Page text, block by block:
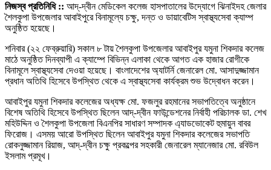
নিজস্ব প্রতিনিধি :: আদ্-দ্বীন মেডিকেল কলেজ হাসপাতালের উদ্যোগে ঝিনাইদহ জেলার
শৈলকুপা উপজেলার আবাইপুরে বিনামূল্যে চক্ষু, দন্ত ও ডায়াবেটিস স্বাস্থ্যসেবা ক্যাম্প
অনুষ্ঠিত হয়েছে।
শনিবার (২২ ফেব্রুয়ারি) সকাল ৮ টায় শৈলকুপা উপজেলার আবাইপুর যমুনা শিকদার কলেজ
মাঠে অনুষ্ঠিত দিনব্যাপী এ ক্যাম্পে বিভিন্ন এলাকা থেকে আগত এক হাজার রোগীকে
বিনামূলে স্বাস্থ্যসেবা দেওয়া হয়েছে। বাংলাদেশের অ্যাটর্নি জেনারেল মো. আসাদুজ্জামান
প্রধান অতিথি হিসেবে উপস্থিত থেকে এ স্বাস্থ্যসেবা কার্যক্রম শুভ উদ্বোধন করেন।
আবাইপুর যমুনা শিকদার কলেজের অধ্যক্ষ মো. ফজলুর রহমানের সভাপতিত্বে অনুষ্ঠানে
বিশেষ অতিথি হিসেবে উপস্থিত ছিলেন আদ্-দ্বীন ফাউন্ডেশনের নির্বাহী পরিচালক ডা. শেখ
মহিউদ্দিন ও শৈলকুপা উপজেলা বিএনপির সাধারণ সম্পাদক এ্যাডভোকেট হুমায়ুন বাবর
ফিরোজ। এসময় আরো উপস্থিত ছিলেন আবাইপুর যমুনা শিকদার কলেজের সভাপতি
রোকনুজ্জামান রিয়াজ, আদ্-দ্বীন চক্ষু প্রকল্পের সহকারী জেনারেল ম্যানেজার মো. রবিউল
ইসলাম প্রমূখ।